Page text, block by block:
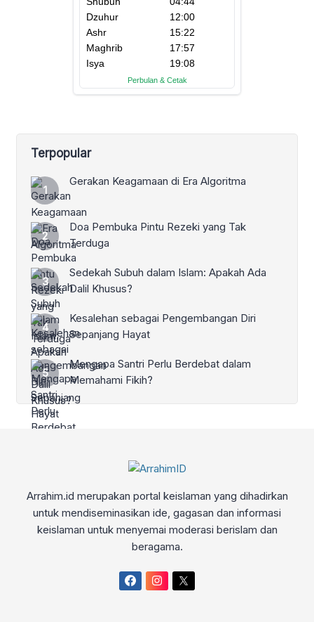
Terpopular
Gerakan Keagamaan di Era Algoritma
Doa Pembuka Pintu Rezeki yang Tak
Terduga
Sedekah Subuh dalam Islam: Apakah Ada
Dalil Khusus?
Kesalehan sebagai Pengembangan Diri
Sepanjang Hayat
Mengapa Santri Perlu Berdebat dalam
Memahami Fikih?
Arrahim.id merupakan portal keislaman yang dihadirkan
untuk mendiseminasikan ide, gagasan dan informasi
keislaman untuk menyemai moderasi berislam dan
beragama.